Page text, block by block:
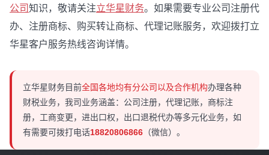
公司知识，敬请关注立华星财务。如果需要专业公司注册代
办、注册商标、购买转让商标、代理记账服务，欢迎拨打立
华星客户服务热线咨询详情。
立华星财务目前全国各地均有分公司以及合作机构办理各种
财税业务，我司业务涵盖：公司注册，代理记账，商标注
册，工商变更，进出口权，出口退税代办等多元化业务，如
有需要可拨打电话18820806866 （微信）。